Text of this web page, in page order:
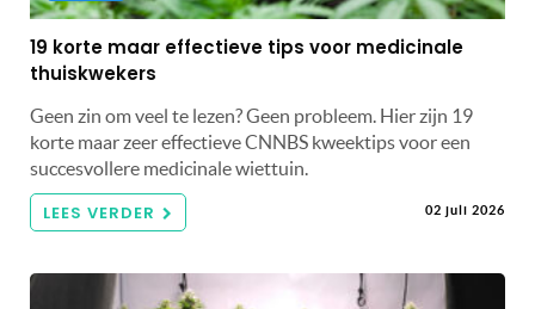
19 korte maar effectieve tips voor medicinale
thuiskwekers
Geen zin om veel te lezen? Geen probleem. Hier zijn 19
korte maar zeer effectieve CNNBS kweektips voor een
succesvollere medicinale wiettuin.
LEES VERDER 02 juli 2026